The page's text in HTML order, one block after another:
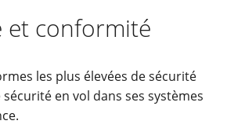
et conformité
les plus élevées de sécurité
en vol dans ses systèmes